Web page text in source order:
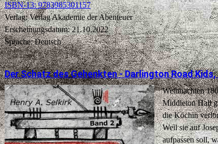
ISBN-13: 9783985301157
Verlag: Verlag Akademie der Abenteuer
Erscheinungsdatum: 21.10.2022
Sprache: Deutsch
Der Schatz des Gehenkten - Darlington Road Kids,
Weihnachten
Middleton Hall
die Köchin
Weil sie auf
aufpassen soll,